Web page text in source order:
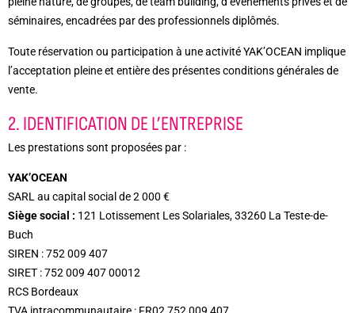
séminaires, encadrées par des professionnels diplômés.
Toute réservation ou participation à une activité YAK’OCEAN implique
l’acceptation pleine et entière des présentes conditions générales de
vente.
2. IDENTIFICATION DE L’ENTREPRISE
Les prestations sont proposées par :
YAK’OCEAN
SARL au capital social de 2 000 €
Siège social : 121 Lotissement Les Solariales, 33260 La Teste-de-
Buch
SIREN : 752 009 407
SIRET : 752 009 407 00012
RCS Bordeaux